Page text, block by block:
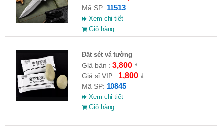
Mã SP: 11513
Xem chi tiết
Giỏ hàng
Đất sét vá tường
Giá bán : 3,800₫
Giá sỉ VIP : 1,800₫
Mã SP: 10845
Xem chi tiết
Giỏ hàng